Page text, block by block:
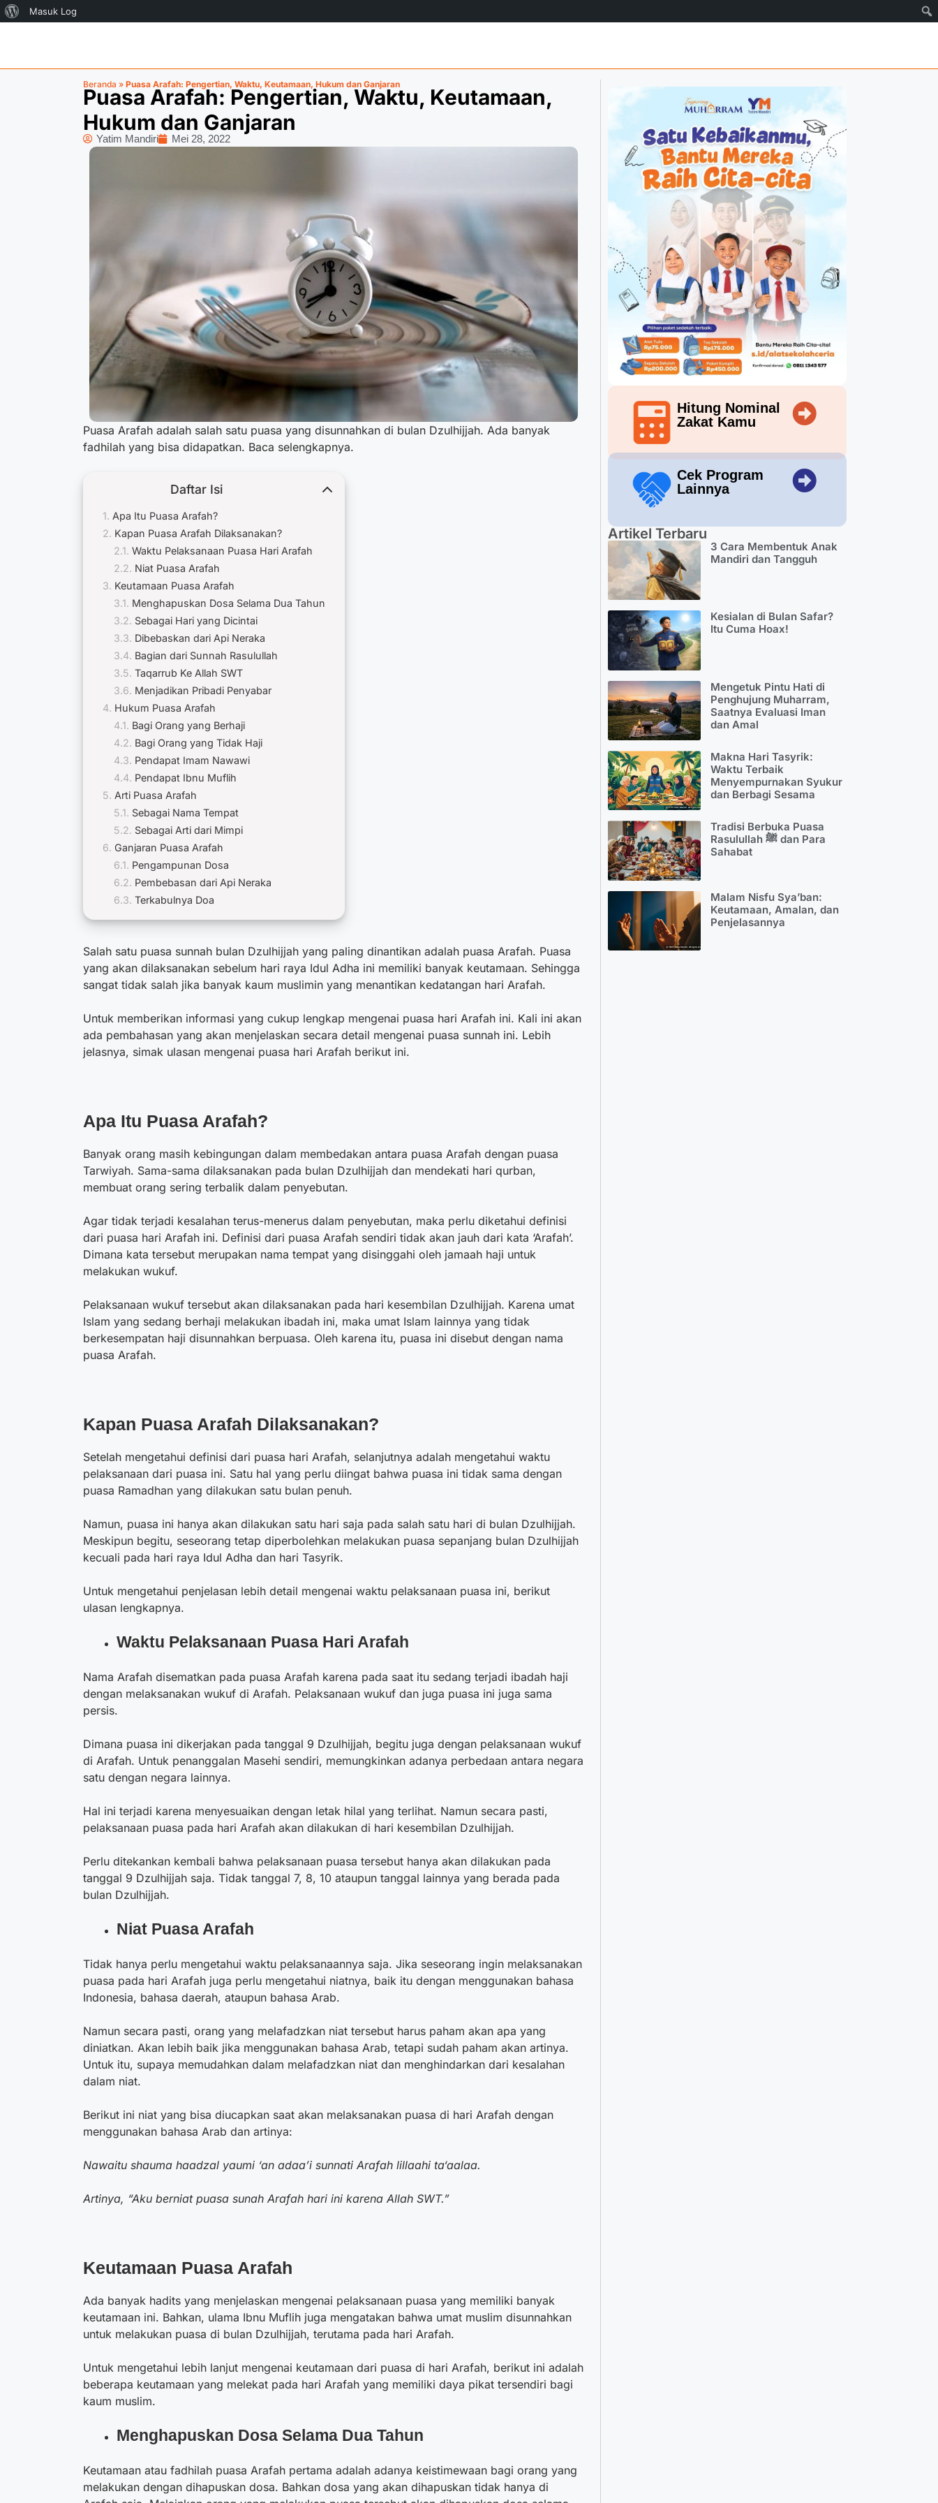
Masuk Log
Beranda » Puasa Arafah: Pengertian, Waktu, Keutamaan, Hukum dan Ganjaran
Puasa Arafah: Pengertian, Waktu, Keutamaan,
Hukum dan Ganjaran
Yatim Mandiri Mei 28, 2022
Puasa Arafah adalah salah satu puasa yang disunnahkan di bulan Dzulhijjah. Ada banyak
fadhilah yang bisa didapatkan. Baca selengkapnya.
Daftar Isi
Apa Itu Puasa Arafah?
Kapan Puasa Arafah Dilaksanakan?
Waktu Pelaksanaan Puasa Hari Arafah
Niat Puasa Arafah
Keutamaan Puasa Arafah
Menghapuskan Dosa Selama Dua Tahun
Sebagai Hari yang Dicintai
Dibebaskan dari Api Neraka
Bagian dari Sunnah Rasulullah
Taqarrub Ke Allah SWT
Menjadikan Pribadi Penyabar
Hukum Puasa Arafah
Bagi Orang yang Berhaji
Bagi Orang yang Tidak Haji
Pendapat Imam Nawawi
Pendapat Ibnu Muflih
Arti Puasa Arafah
Sebagai Nama Tempat
Sebagai Arti dari Mimpi
Ganjaran Puasa Arafah
Pengampunan Dosa
Pembebasan dari Api Neraka
Terkabulnya Doa
Salah satu puasa sunnah bulan Dzulhijjah yang paling dinantikan adalah puasa Arafah. Puasa
yang akan dilaksanakan sebelum hari raya Idul Adha ini memiliki banyak keutamaan. Sehingga
sangat tidak salah jika banyak kaum muslimin yang menantikan kedatangan hari Arafah.
Untuk memberikan informasi yang cukup lengkap mengenai puasa hari Arafah ini. Kali ini akan
ada pembahasan yang akan menjelaskan secara detail mengenai puasa sunnah ini. Lebih
jelasnya, simak ulasan mengenai puasa hari Arafah berikut ini.
Apa Itu Puasa Arafah?
Banyak orang masih kebingungan dalam membedakan antara puasa Arafah dengan puasa
Tarwiyah. Sama-sama dilaksanakan pada bulan Dzulhijjah dan mendekati hari qurban,
membuat orang sering terbalik dalam penyebutan.
Agar tidak terjadi kesalahan terus-menerus dalam penyebutan, maka perlu diketahui definisi
dari puasa hari Arafah ini. Definisi dari puasa Arafah sendiri tidak akan jauh dari kata ‘Arafah’.
Dimana kata tersebut merupakan nama tempat yang disinggahi oleh jamaah haji untuk
melakukan wukuf.
Pelaksanaan wukuf tersebut akan dilaksanakan pada hari kesembilan Dzulhijjah. Karena umat
Islam yang sedang berhaji melakukan ibadah ini, maka umat Islam lainnya yang tidak
berkesempatan haji disunnahkan berpuasa. Oleh karena itu, puasa ini disebut dengan nama
puasa Arafah.
Kapan Puasa Arafah Dilaksanakan?
Setelah mengetahui definisi dari puasa hari Arafah, selanjutnya adalah mengetahui waktu
pelaksanaan dari puasa ini. Satu hal yang perlu diingat bahwa puasa ini tidak sama dengan
puasa Ramadhan yang dilakukan satu bulan penuh.
Namun, puasa ini hanya akan dilakukan satu hari saja pada salah satu hari di bulan Dzulhijjah.
Meskipun begitu, seseorang tetap diperbolehkan melakukan puasa sepanjang bulan Dzulhijjah
kecuali pada hari raya Idul Adha dan hari Tasyrik.
Untuk mengetahui penjelasan lebih detail mengenai waktu pelaksanaan puasa ini, berikut
ulasan lengkapnya.
Waktu Pelaksanaan Puasa Hari Arafah
Nama Arafah disematkan pada puasa Arafah karena pada saat itu sedang terjadi ibadah haji
dengan melaksanakan wukuf di Arafah. Pelaksanaan wukuf dan juga puasa ini juga sama
persis.
Dimana puasa ini dikerjakan pada tanggal 9 Dzulhijjah, begitu juga dengan pelaksanaan wukuf
di Arafah. Untuk penanggalan Masehi sendiri, memungkinkan adanya perbedaan antara negara
satu dengan negara lainnya.
Hal ini terjadi karena menyesuaikan dengan letak hilal yang terlihat. Namun secara pasti,
pelaksanaan puasa pada hari Arafah akan dilakukan di hari kesembilan Dzulhijjah.
Perlu ditekankan kembali bahwa pelaksanaan puasa tersebut hanya akan dilakukan pada
tanggal 9 Dzulhijjah saja. Tidak tanggal 7, 8, 10 ataupun tanggal lainnya yang berada pada
bulan Dzulhijjah.
Niat Puasa Arafah
Tidak hanya perlu mengetahui waktu pelaksanaannya saja. Jika seseorang ingin melaksanakan
puasa pada hari Arafah juga perlu mengetahui niatnya, baik itu dengan menggunakan bahasa
Indonesia, bahasa daerah, ataupun bahasa Arab.
Namun secara pasti, orang yang melafadzkan niat tersebut harus paham akan apa yang
diniatkan. Akan lebih baik jika menggunakan bahasa Arab, tetapi sudah paham akan artinya.
Untuk itu, supaya memudahkan dalam melafadzkan niat dan menghindarkan dari kesalahan
dalam niat.
Berikut ini niat yang bisa diucapkan saat akan melaksanakan puasa di hari Arafah dengan
menggunakan bahasa Arab dan artinya:
Nawaitu shauma haadzal yaumi ‘an adaa’i sunnati Arafah lillaahi ta‘aalaa.
Artinya, “Aku berniat puasa sunah Arafah hari ini karena Allah SWT.”
Keutamaan Puasa Arafah
Ada banyak hadits yang menjelaskan mengenai pelaksanaan puasa yang memiliki banyak
keutamaan ini. Bahkan, ulama Ibnu Muflih juga mengatakan bahwa umat muslim disunnahkan
untuk melakukan puasa di bulan Dzulhijjah, terutama pada hari Arafah.
Untuk mengetahui lebih lanjut mengenai keutamaan dari puasa di hari Arafah, berikut ini adalah
beberapa keutamaan yang melekat pada hari Arafah yang memiliki daya pikat tersendiri bagi
kaum muslim.
Menghapuskan Dosa Selama Dua Tahun
Keutamaan atau fadhilah puasa Arafah pertama adalah adanya keistimewaan bagi orang yang
melakukan dengan dihapuskan dosa. Bahkan dosa yang akan dihapuskan tidak hanya di
Hitung Nominal
Zakat Kamu
Cek Program
Lainnya
Artikel Terbaru
3 Cara Membentuk Anak
Mandiri dan Tangguh
Kesialan di Bulan Safar?
Itu Cuma Hoax!
Mengetuk Pintu Hati di
Penghujung Muharram,
Saatnya Evaluasi Iman
dan Amal
Makna Hari Tasyrik:
Waktu Terbaik
Menyempurnakan Syukur
dan Berbagi Sesama
Tradisi Berbuka Puasa
Rasulullah ﷺ dan Para
Sahabat
Malam Nisfu Sya’ban:
Keutamaan, Amalan, dan
Penjelasannya